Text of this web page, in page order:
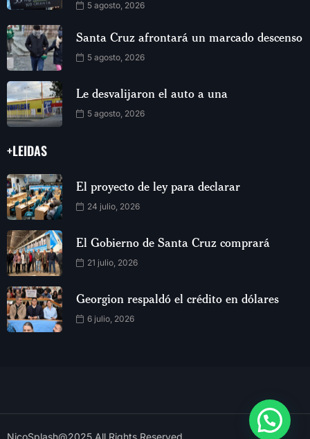
5 agosto, 2026
Santa Cruz afrontará un marcado descenso
5 agosto, 2026
Le desvalijaron el auto a una
5 agosto, 2026
+LEIDAS
El proyecto de ley para declarar
24 julio, 2026
El Gobierno de Santa Cruz comprará
21 julio, 2026
Georgion respaldó el crédito en dólares
6 julio, 2026
NicoSplash@2025.All Rights Reserved.